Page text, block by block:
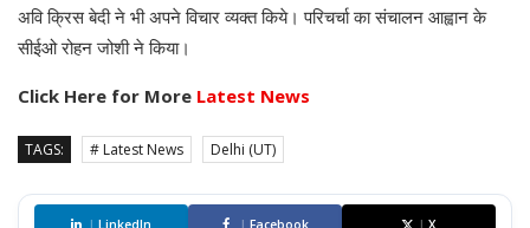
अवि क्रिस बेदी ने भी अपने विचार व्यक्त किये। परिचर्चा का संचालन आह्वान के
सीईओ रोहन जोशी ने किया।
Click Here for More Latest News
TAGS: # Latest News Delhi (UT)